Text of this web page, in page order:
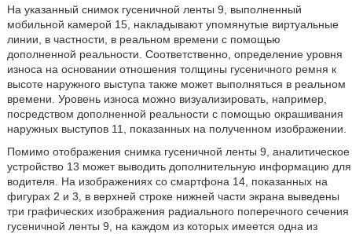
На указанный снимок гусеничной ленты 9, выполненный
мобильной камерой 15, накладывают упомянутые виртуальные
линии, в частности, в реальном времени с помощью
дополненной реальности. Соответственно, определение уровня
износа на основании отношения толщины гусеничного ремня к
высоте наружного выступа также может выполняться в реальном
времени. Уровень износа можно визуализировать, например,
посредством дополненной реальности с помощью окрашивания
наружных выступов 11, показанных на полученном изображении.
Помимо отображения снимка гусеничной ленты 9, аналитическое
устройство 13 может выводить дополнительную информацию для
водителя. На изображениях со смартфона 14, показанных на
фигурах 2 и 3, в верхней строке нижней части экрана выведены
три графических изображения радиального поперечного сечения
гусеничной ленты 9, на каждом из которых имеется одна из